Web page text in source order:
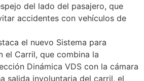
del lado del pasajero, que
accidentes con vehículos de
el nuevo Sistema para
el Carril, que combina la
Dinámica VDS con la cámara
salida involuntaria del carril, el